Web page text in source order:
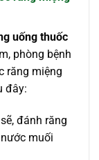
uống thuốc
phòng bệnh
răng miệng
đây:
đánh răng
muối